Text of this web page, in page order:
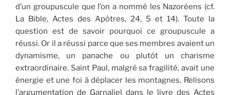
d’un groupuscule que l’on a nommé les Nazoréens (cf.
La Bible, Actes des Apôtres, 24, 5 et 14). Toute la
question est de savoir pourquoi ce groupuscule a
réussi. Or il a réussi parce que ses membres avaient un
dynamisme, un panache ou plutôt un charisme
extraordinaire. Saint Paul, malgré sa fragilité, avait une
énergie et une foi à déplacer les montagnes. Relisons
l’argumentation de Garnaliel dans le livre des Actes